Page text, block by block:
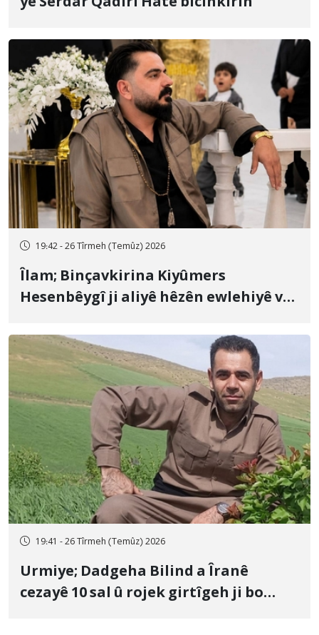
19:42 - 26 Tîrmeh (Temûz) 2026
Îlam; Binçavkirina Kiyûmers
Hesenbêygî ji aliyê hêzên ewlehiyê ve
19:41 - 26 Tîrmeh (Temûz) 2026
Urmiye; Dadgeha Bilind a Îranê
cezayê 10 sal û rojek girtîgeh ji bo